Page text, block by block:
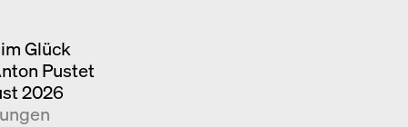
Glück
Pustet
2026